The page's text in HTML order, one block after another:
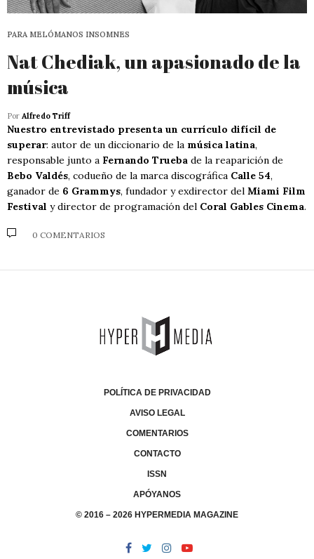
PARA MELÓMANOS INSOMNES
Nat Chediak, un apasionado de la
música
Por Alfredo Triff
Nuestro entrevistado presenta un currículo difícil de
superar: autor de un diccionario de la música latina,
responsable junto a Fernando Trueba de la reaparición de
Bebo Valdés, codueño de la marca discográfica Calle 54,
ganador de 6 Grammys, fundador y exdirector del Miami Film
Festival y director de programación del Coral Gables Cinema.
0 COMENTARIOS
POLÍTICA DE PRIVACIDAD
AVISO LEGAL
COMENTARIOS
CONTACTO
ISSN
APÓYANOS
© 2016 – 2026 HYPERMEDIA MAGAZINE